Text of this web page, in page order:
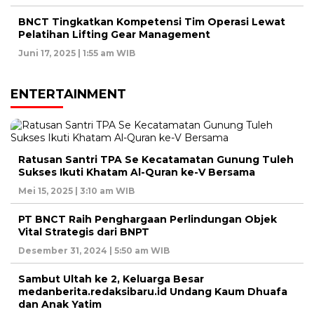
BNCT Tingkatkan Kompetensi Tim Operasi Lewat
Pelatihan Lifting Gear Management
Juni 17, 2025 | 1:55 am WIB
ENTERTAINMENT
Ratusan Santri TPA Se Kecatamatan Gunung Tuleh
Sukses Ikuti Khatam Al-Quran ke-V Bersama
Mei 15, 2025 | 3:10 am WIB
PT BNCT Raih Penghargaan Perlindungan Objek
Vital Strategis dari BNPT
Desember 31, 2024 | 5:50 am WIB
Sambut Ultah ke 2, Keluarga Besar
medanberita.redaksibaru.id Undang Kaum Dhuafa
dan Anak Yatim